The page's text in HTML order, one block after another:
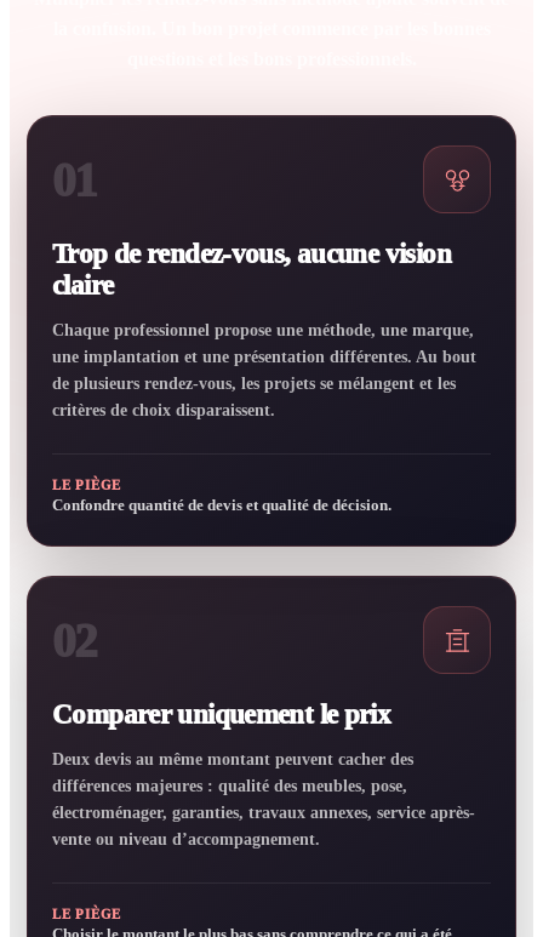
01
Trop de rendez-vous, aucune vision
claire
Chaque professionnel propose une méthode, une marque,
une implantation et une présentation différentes. Au bout
de plusieurs rendez-vous, les projets se mélangent et les
critères de choix disparaissent.
LE PIÈGE
Confondre quantité de devis et qualité de décision.
02
Comparer uniquement le prix
Deux devis au même montant peuvent cacher des
différences majeures : qualité des meubles, pose,
électroménager, garanties, travaux annexes, service après-
vente ou niveau d’accompagnement.
LE PIÈGE